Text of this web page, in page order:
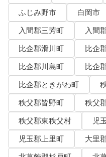
ふじみ野市
白岡市
入間郡三芳町
入間
比企郡滑川町
比企
比企郡川島町
比企
比企郡ときがわ町
秩父郡皆野町
秩父
秩父郡東秩父村
児
児玉郡上里町
大里